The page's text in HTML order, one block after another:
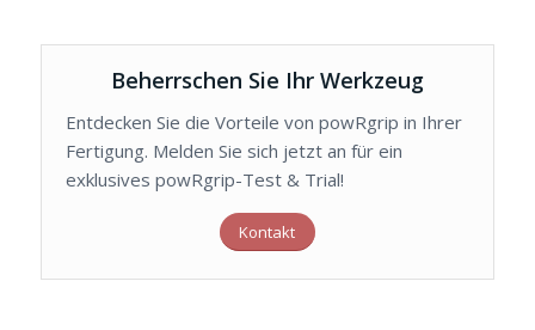
Beherrschen Sie Ihr Werkzeug
Entdecken Sie die Vorteile von powRgrip in Ihrer
Fertigung. Melden Sie sich jetzt an für ein
exklusives powRgrip-Test & Trial!
Kontakt